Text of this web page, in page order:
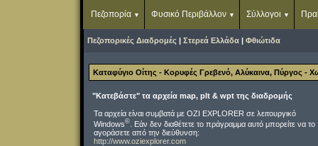
Πεζοπορία Φυσικό Περιβάλλον Σύλλογοι
Πεζοπορικές Διαδρομές | Στερεά Ελλάδα | Φθιώτιδα
Καταφύγιο Οίτης - Κορυφές Γρεβενό, Αλύκαινα, Πύργος -
"Κατεβάστε" τα αρχεία map, plt & wpt της διαδρομής
Τα αρχεία είναι συμβατά με OZI EXPLORER σε λειτουργικό
Windows©. Εάν δεν διαθέτετε το πράγραμμα αυτό μπορείτε να το
αγοράσετε από την διεύθυνση:
http://www.oziexplorer.com